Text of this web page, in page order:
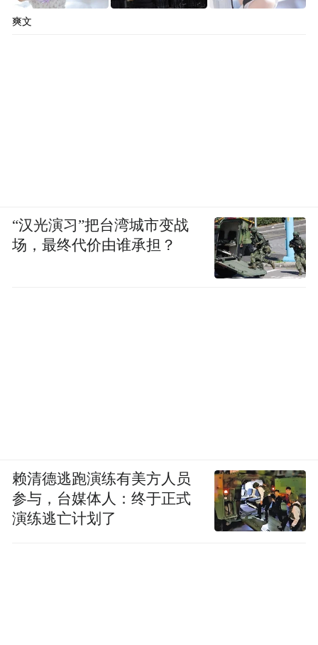
爽文
“汉光演习”把台湾城市变战
场，最终代价由谁承担？
赖清德逃跑演练有美方人员
参与，台媒体人：终于正式
演练逃亡计划了